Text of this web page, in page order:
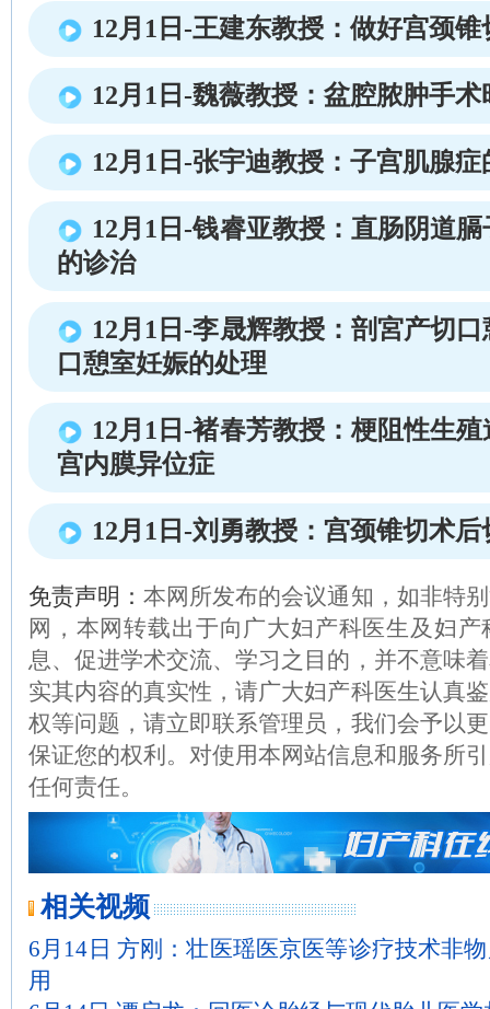
12月1日-王建东教授：做好宫颈
12月1日-魏薇教授：盆腔脓肿手
12月1日-张宇迪教授：子宫肌腺
12月1日-钱睿亚教授：直肠阴道
的诊治
12月1日-李晟辉教授：剖宮产切
口憩室妊娠的处理
12月1日-褚春芳教授：梗阻性生
宫内膜异位症
12月1日-刘勇教授：宫颈锥切术
免责声明：本网所发布的会议通知，如非特
网，本网转载出于向广大妇产科医生及妇
息、促进学术交流、学习之目的，并不意味
实其内容的真实性，请广大妇产科医生认真
权等问题，请立即联系管理员，我们会予以
保证您的权利。对使用本网站信息和服务所
任何责任。
相关视频
6月14日 方刚：壮医瑶医京医等诊疗技术非
用